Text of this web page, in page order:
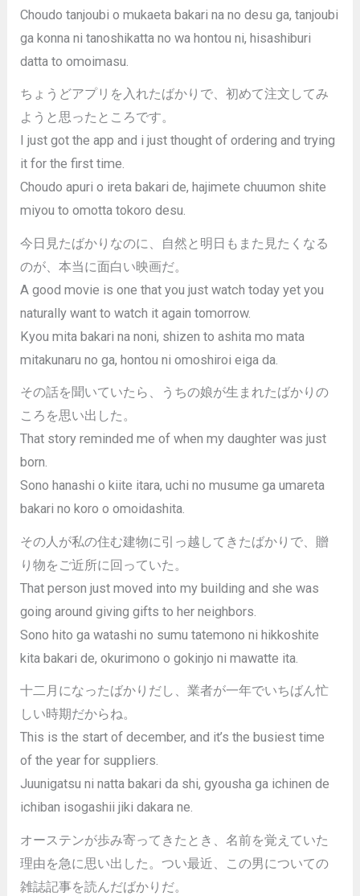
Choudo tanjoubi o mukaeta bakari na no desu ga, tanjoubi
ga konna ni tanoshikatta no wa hontou ni, hisashiburi
datta to omoimasu.
ちょうどアプリを入れたばかりで、初めて注文してみ
ようと思ったところです。
I just got the app and i just thought of ordering and trying
it for the first time.
Choudo apuri o ireta bakari de, hajimete chuumon shite
miyou to omotta tokoro desu.
今日見たばかりなのに、自然と明日もまた見たくなる
のが、本当に面白い映画だ。
A good movie is one that you just watch today yet you
naturally want to watch it again tomorrow.
Kyou mita bakari na noni, shizen to ashita mo mata
mitakunaru no ga, hontou ni omoshiroi eiga da.
その話を聞いていたら、うちの娘が生まれたばかりの
ころを思い出した。
That story reminded me of when my daughter was just
born.
Sono hanashi o kiite itara, uchi no musume ga umareta
bakari no koro o omoidashita.
その人が私の住む建物に引っ越してきたばかりで、贈
り物をご近所に回っていた。
That person just moved into my building and she was
going around giving gifts to her neighbors.
Sono hito ga watashi no sumu tatemono ni hikkoshite
kita bakari de, okurimono o gokinjo ni mawatte ita.
十二月になったばかりだし、業者が一年でいちばん忙
しい時期だからね。
This is the start of december, and it’s the busiest time
of the year for suppliers.
Juunigatsu ni natta bakari da shi, gyousha ga ichinen de
ichiban isogashii jiki dakara ne.
オーステンが歩み寄ってきたとき、名前を覚えていた
理由を急に思い出した。つい最近、この男についての
雑誌記事を読んだばかりだ。